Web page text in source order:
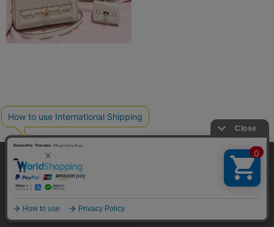
♡ハートショルダーバッグ♡シ
ョップブログはこちらの画像を
弊社はCookieを利用し、Webの利便性向上に努め
ております。「承諾する」をクリックしていただ
くと、お客様に最適な内容を提供することが可能
ご覧ください。
承諾する